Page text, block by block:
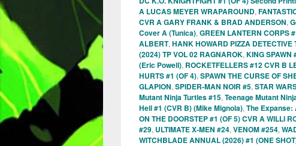
A LUCAS MEYER WRAPAROUND,
CVR A GARY FRANK & BRAD ANDERSON,
Cover A (Tunica), GREEN LANTERN CORPS
ALBERT, HANK HOWARD PIZZA DETECTIVE
(2024) TP VOL 02 RAGNAROK, KING SPAWN
(Eric Powell), ROCKETFELLERS #12 CVR B
HURTS #1 (OF 4), SPAWN THE CURSE OF
GLAPION, SPIDER-MAN NOIR #5, STAR
Mutant Ninja Turtles #15, Teenage Mutant
Hell #1 (CVR B) (Mike Mignola), The Expanse:
ON THE DOORSTEP #1 (OF 5) CVR A WILLI
#29, ULTIMATE X-MEN #24, VENOM #254,
WITCHBLADE ANNUAL (2026) #1 (ONE